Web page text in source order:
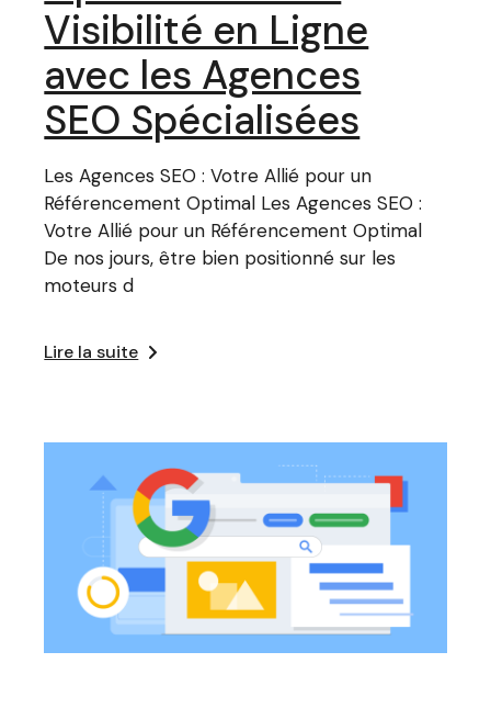
Visibilité en Ligne
avec les Agences
SEO Spécialisées
Les Agences SEO : Votre Allié pour un
Référencement Optimal Les Agences SEO :
Votre Allié pour un Référencement Optimal
De nos jours, être bien positionné sur les
moteurs d
Lire la suite